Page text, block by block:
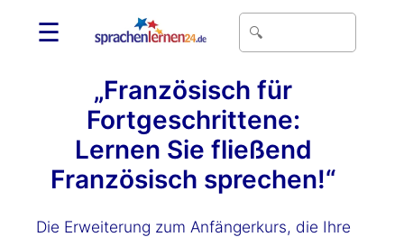
☰
„Französisch für
Fortgeschrittene:
Lernen Sie fließend
Französisch sprechen!“
Die Erweiterung zum Anfängerkurs, die Ihre